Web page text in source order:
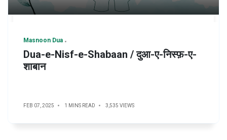
Masnoon Dua
Dua-e-Nisf-e-Shabaan / दुआ-ए-निस्फ़-ए-
शाबान
FEB 07, 2025 1 MINS READ 3,535 VIEWS